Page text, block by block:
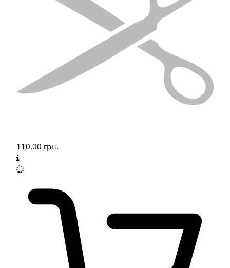
110.00 грн.